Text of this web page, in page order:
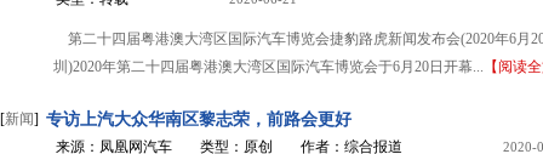
第二十四届粤港澳大湾区国际汽车博览会捷豹路虎新闻发布会(2020年6月
圳)2020年第二十四届粤港澳大湾区国际汽车博览会于6月20日开幕... 【阅读
[新闻] 专访上汽大众华南区黎志荣，前路会更好
来源：凤凰网汽车 类型：原创 作者：综合报道 2020-